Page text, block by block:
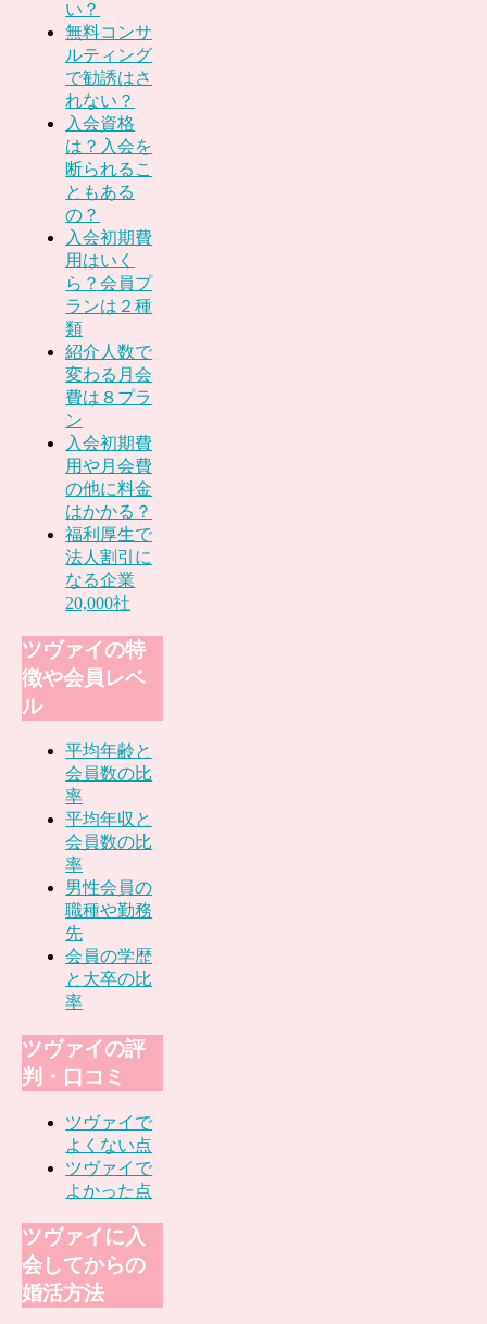
い？
無料コンサ
ルティング
で勧誘はさ
れない？
入会資格
は？入会を
断られるこ
ともある
の？
入会初期費
用はいく
ら？会員プ
ランは２種
類
紹介人数で
変わる月会
費は８プラ
ン
入会初期費
用や月会費
の他に料金
はかかる？
福利厚生で
法人割引に
なる企業
20,000社
ツヴァイの特
徴や会員レベ
ル
平均年齢と
会員数の比
率
平均年収と
会員数の比
率
男性会員の
職種や勤務
先
会員の学歴
と大卒の比
率
ツヴァイの評
判・口コミ
ツヴァイで
よくない点
ツヴァイで
よかった点
ツヴァイに入
会してからの
婚活方法